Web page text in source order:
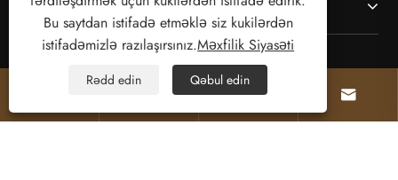
Bizimlə əlaqə saxlayın
BİZİ İZLƏ
 
Bu saytdan istifadə etməklə siz kukilərdən
istifadəmizlə razılaşırsınız.Məxfilik Siyasəti
Rədd edin Qəbul edin